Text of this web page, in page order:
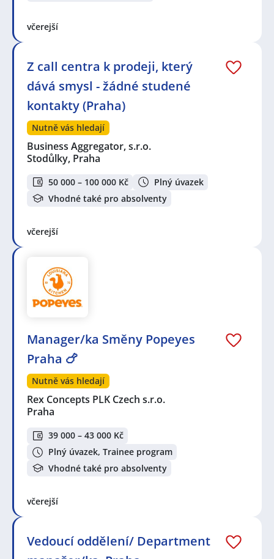
včerejší
Z call centra k prodeji, který
dává smysl - žádné studené
kontakty (Praha)
Nutně vás hledají
Business Aggregator, s.r.o.
Stodůlky, Praha
50 000 – 100 000 Kč
Plný úvazek
Vhodné také pro absolventy
včerejší
Manager/ka Směny Popeyes
Praha 🍗
Nutně vás hledají
Rex Concepts PLK Czech s.r.o.
Praha
39 000 – 43 000 Kč
Plný úvazek, Trainee program
Vhodné také pro absolventy
včerejší
Vedoucí oddělení/ Department